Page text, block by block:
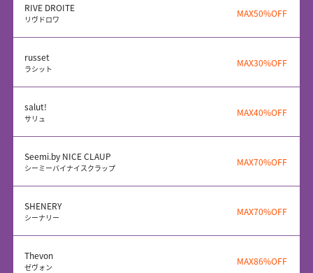
RIVE DROITE
リヴドロワ
MAX50%OFF
russet
ラシット
MAX30%OFF
salut!
サリュ
MAX40%OFF
Seemi.by NICE CLAUP
シーミーバイナイスクラップ
MAX70%OFF
SHENERY
シーナリー
MAX70%OFF
Thevon
ゼヴォン
MAX86%OFF